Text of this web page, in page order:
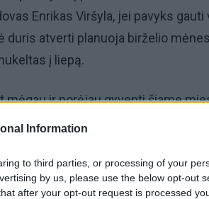
Information
to third parties, or processing of your
by us, please use the below opt-out
after your opt-out request is processed
Enrikas Viršyla, jei pavyks gauti
duris atverti planuoja birželio
į liepą.
mėgau ir norėjau gyventi šiame
Klaipėdos “Katino
surinkti iš žmonių, trečiųjų
pirmiausia keliauja pas